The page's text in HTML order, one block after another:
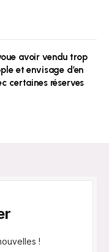
avoir vendu trop
et envisage d’en
certaines réserves
!